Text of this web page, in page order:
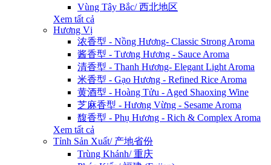
Vùng Tây Bắc/ 西北地区
Xem tất cả
Hương Vị
浓香型 - Nồng Hương- Classic Strong Aroma
酱香型 - Tương Hương - Sauce Aroma
清香型 - Thanh Hương- Elegant Light Aroma
米香型 - Gạo Hương - Refined Rice Aroma
黄酒型 - Hoàng Tửu - Aged Shaoxing Wine
芝麻香型 - Hương Vừng - Sesame Aroma
馥香型 - Phụ Hương - Rich & Complex Aroma
Xem tất cả
Tỉnh Sản Xuất/ 产地省份
Trùng Khánh/ 重庆